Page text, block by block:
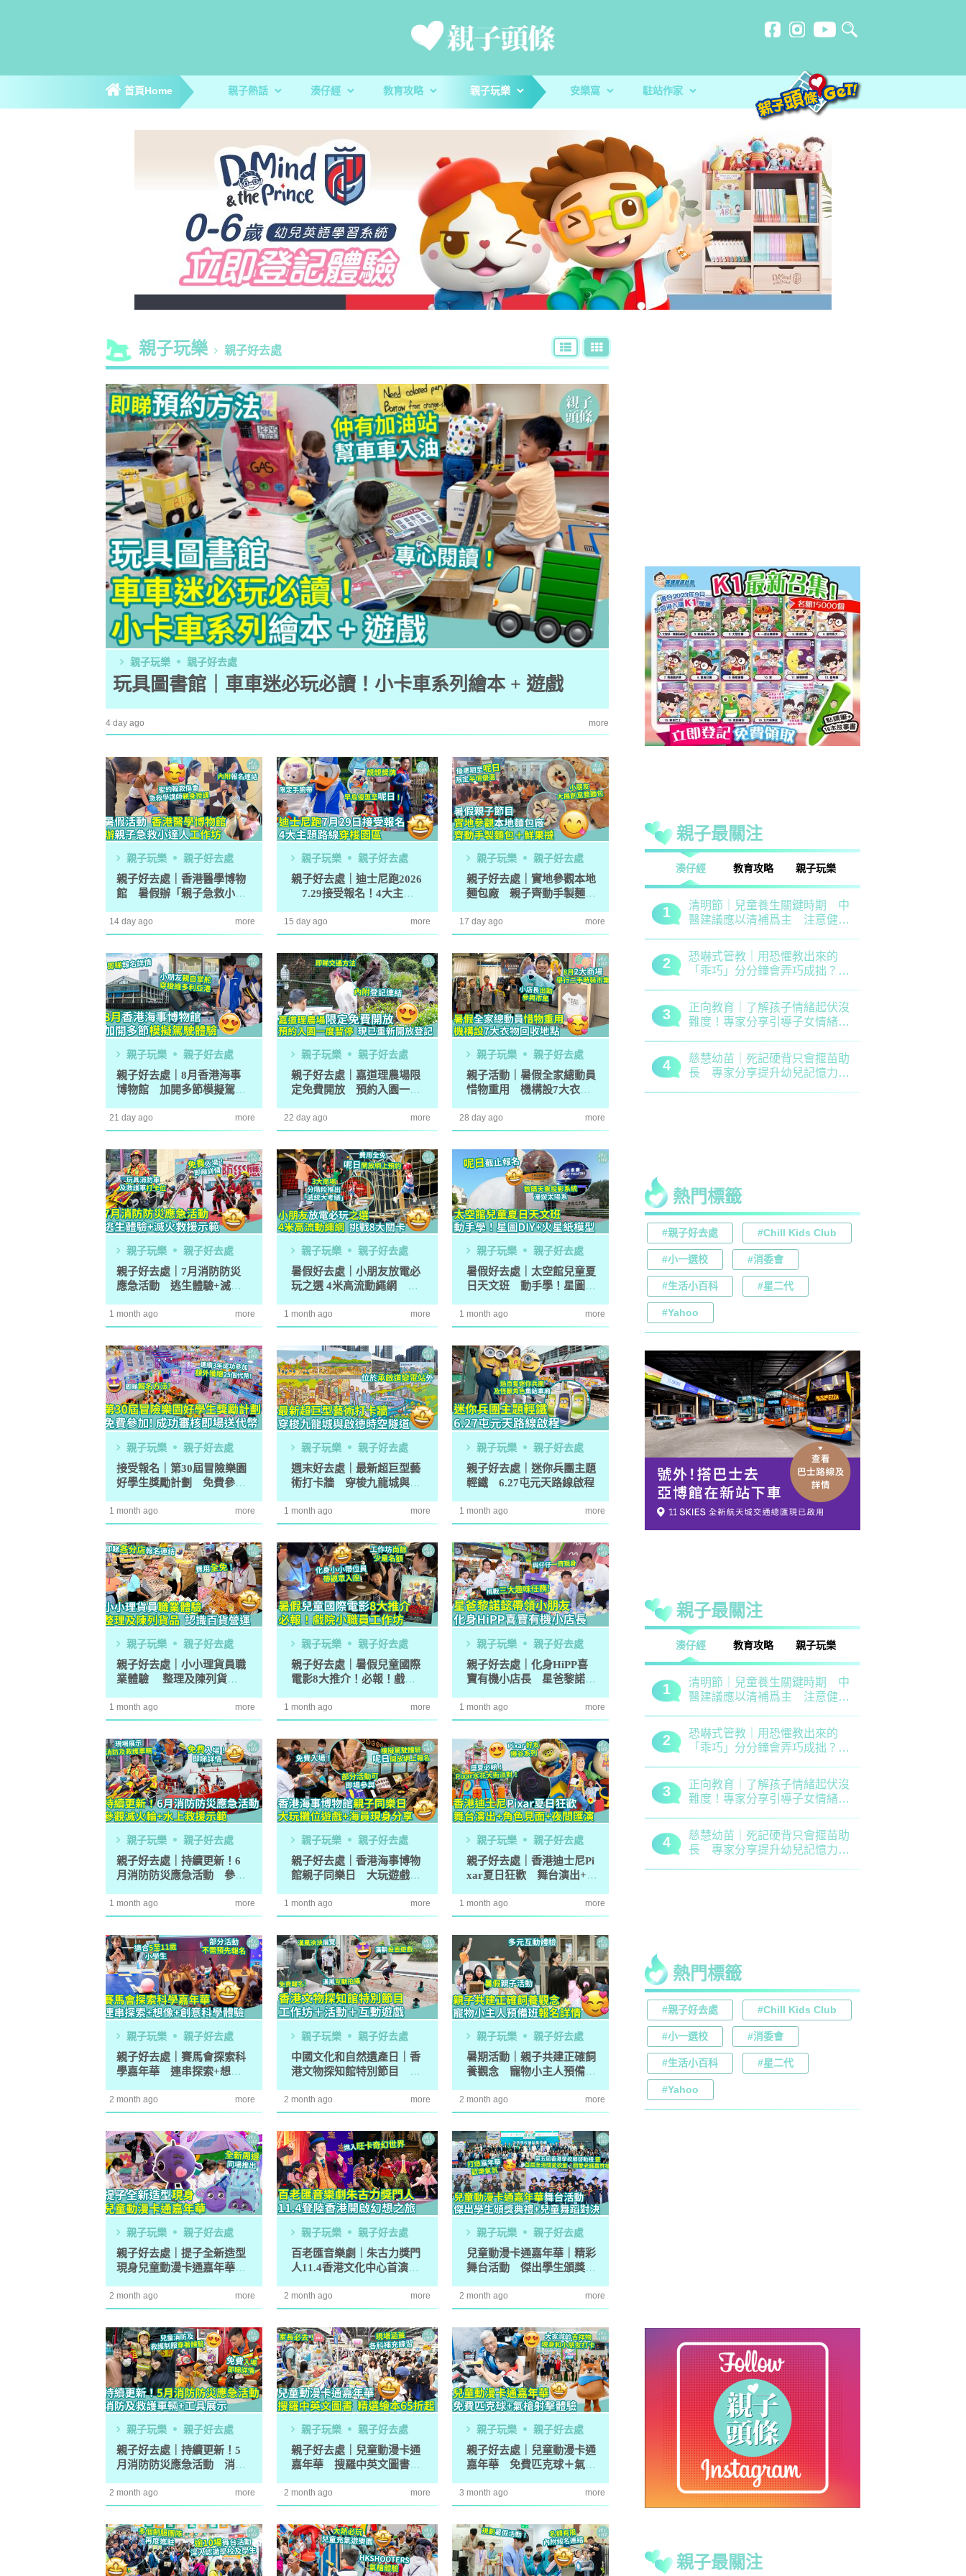
首頁Home 親子熱話
親子新聞
親子趣聞
爸媽專訪
著數優惠
殘酷虐兒｜5歲男童餓死虐待案 母判囚22年！官斥殘忍刻意施
湊仔經
新手爸媽
醫健爸媽
家庭關係
毛孩子
教養心得
AI世代｜AI都可以幫手？讓小朋友在暑假保持學習動力與健康體
教育攻略
校園生活
升學指南
樂善堂梁銶琚學校（分校）｜女教師奪行政長官卓越教學獎 肯
親子玩樂
親子飲食
親子玩意
心測開箱
玩具圖書館｜車車迷必玩必讀！小卡車系列繪本 + 遊戲
安樂窩
生活小百科
蔬菜貯存｜食前先好洗？食安中心教路自製冷藏蔬菜做1步驟更
駐站作家
「大粒 MAC 教室」閱讀計劃及「語文的生命」書櫃捐贈計劃
香港小童群益會
慈慧幼苗
辰民爸爸
心理學家王凱瑞 (CARREY WONG)
ALLIE保寶小教室
DR-MAX教材大王
D MIND & THE PRINCE
更多作家
AI世代｜AI都可以幫手？讓小朋友在暑假保持學習動力與健康體
親子玩樂 親子好去處
親子玩樂 親子好去處
玩具圖書館｜車車迷必玩必讀！小卡車系列繪本 + 遊戲
4 day ago more
親子玩樂 親子好去處
親子好去處｜香港醫學博物
館 暑假辦「親子急救小達
14 day ago more
親子玩樂 親子好去處
親子好去處｜迪士尼跑2026
7.29接受報名！4大主題
15 day ago more
親子玩樂 親子好去處
親子好去處｜實地參觀本地
麵包廠 親子齊動手製麵包
17 day ago more
親子玩樂 親子好去處
親子好去處｜8月香港海事
博物館 加開多節模擬駕駛
21 day ago more
親子玩樂 親子好去處
親子好去處｜嘉道理農場限
定免費開放 預約入園一度
22 day ago more
親子玩樂 親子好去處
親子活動｜暑假全家總動員
惜物重用 機構設7大衣物
28 day ago more
親子玩樂 親子好去處
親子好去處｜7月消防防災
應急活動 逃生體驗+滅火
1 month ago more
親子玩樂 親子好去處
暑假好去處｜小朋友放電必
玩之選 4米高流動繩網 挑
1 month ago more
親子玩樂 親子好去處
暑假好去處｜太空館兒童夏
日天文班 動手學！星圖DI
1 month ago more
親子玩樂 親子好去處
接受報名｜第30屆冒險樂園
好學生獎勵計劃 免費參加
1 month ago more
親子玩樂 親子好去處
週末好去處｜最新超巨型藝
術打卡牆 穿梭九龍城與啟
1 month ago more
親子玩樂 親子好去處
親子好去處｜迷你兵團主題
輕鐵 6.27屯元天路線啟程
1 month ago more
親子玩樂 親子好去處
親子好去處｜小小理貨員職
業體驗 整理及陳列貨
1 month ago more
親子玩樂 親子好去處
親子好去處｜暑假兒童國際
電影8大推介！必報！戲院
1 month ago more
親子玩樂 親子好去處
親子好去處｜化身HiPP喜
寶有機小店長 星爸黎諾懿
Market」
1 month ago more
親子玩樂 親子好去處
親子好去處｜持續更新！6
月消防防災應急活動 參觀
1 month ago more
親子玩樂 親子好去處
親子好去處｜香港海事博物
館親子同樂日 大玩遊戲攤
1 month ago more
親子玩樂 親子好去處
親子好去處｜香港迪士尼Pi
xar夏日狂歡 舞台演出+角
1 month ago more
親子玩樂 親子好去處
親子好去處｜賽馬會探索科
學嘉年華 連串探索+想像
2 month ago more
親子玩樂 親子好去處
中國文化和自然遺產日｜香
港文物探知館特別節目 工
2 month ago more
親子玩樂 親子好去處
暑期活動｜親子共建正確飼
養觀念 寵物小主人預備班
2 month ago more
親子玩樂 親子好去處
親子好去處｜提子全新造型
現身兒童動漫卡通嘉年華
2 month ago more
親子玩樂 親子好去處
百老匯音樂劇｜朱古力獎門
人11.4香港文化中心首演
2 month ago more
親子玩樂 親子好去處
兒童動漫卡通嘉年華｜精彩
舞台活動 傑出學生頒獎典
2 month ago more
親子玩樂 親子好去處
親子好去處｜持續更新！5
月消防防災應急活動 消防
2 month ago more
親子玩樂 親子好去處
親子好去處｜兒童動漫卡通
嘉年華 搜羅中英文圖書
2 month ago more
親子玩樂 親子好去處
親子好去處｜兒童動漫卡通
嘉年華 免費匹克球＋氣槍
3 month ago more
親子最關注
湊仔經 教育攻略 親子玩樂
1
小貼士 風扇擺位有技巧 這件
吸濕法寶不能缺 ！
2
生活小百科｜洗碗後海綿上殘留
泡泡有無問題？ 日本家居清潔大
牌這樣回應！
3
除霉菌貼士｜4大對付天花板+牆
身發霉方法 漂白水是抽濕除霉
法寶？！
4
白襪救星｜開洗衣機前用一物浸
泡 成份天然令白襪光潔如新？
另附日本神奇偏方
5
清潔小貼士｜塑膠保鮮盒洗極都
有味 日本人分享3大除味法寶
1
賽」報名反應熱烈 參賽學校學
生人數再創歷史新高！
2
免費參加｜2025-26「田叔叔英
語閱讀計劃」正式公開招募！累
積受惠達118,000家庭
3
女青研究近半SEN兒童家長曾遭
不友善對待 家長︰望旁觀者包
容勿放上網公審
親子熱話｜幼稚園門外現「BB
車龍」！網民：細到唔識行？
11.1起未滿8歲及身高1.35米以
下兒童 坐私家車須強制用兒童
1
清明節｜兒童養生關鍵時期 中
醫建議應以清補爲主 注意健脾
2
恐嚇式管教｜用恐懼教出來的
「乖巧」分分鐘會弄巧成拙？專
3
正向教育｜了解孩子情緒起伏沒
難度！專家分享引導子女情緒降
4
慈慧幼苗｜死記硬背只會揠苗助
長 專家分享提升幼兒記憶力5
熱門標籤
#親子好去處 #Chill Kids Club
#小一選校 #消委會
#生活小百科 #星二代
#Yahoo
親子最關注
親子玩樂 安樂窩 湊仔經 教育攻略 親子玩樂
防潮濕｜日本專家教家居防霉菌
小貼士 風扇擺位有技巧 這件
吸濕法寶不能缺 ！
2
泡泡有無問題？ 日本家居清潔大
牌這樣回應！
3
除霉菌貼士｜4大對付天花板+牆
身發霉方法 漂白水是抽濕除霉
法寶？！
4
白襪救星｜開洗衣機前用一物浸
另附日本神奇偏方
5
有味 日本人分享3大除味法寶
第十七屆「香港盃外交知識競
賽」報名反應熱烈 參賽學校學
生人數再創歷史新高！
2
語閱讀計劃」正式公開招募！累
積受惠達118,000家庭
3
女青研究近半SEN兒童家長曾遭
不友善對待 家長︰望旁觀者包
容勿放上網公審
親子熱話｜幼稚園門外現「BB
5
下兒童 坐私家車須強制用兒童
座椅
1
清明節｜兒童養生關鍵時期 中
醫建議應以清補爲主 注意健脾
2
恐嚇式管教｜用恐懼教出來的
「乖巧」分分鐘會弄巧成拙？專
3
正向教育｜了解孩子情緒起伏沒
難度！專家分享引導子女情緒降
4
慈慧幼苗｜死記硬背只會揠苗助
長 專家分享提升幼兒記憶力5
熱門標籤
#親子好去處 #Chill Kids Club
#小一選校 #消委會
#生活小百科 #星二代
#Yahoo
親子最關注